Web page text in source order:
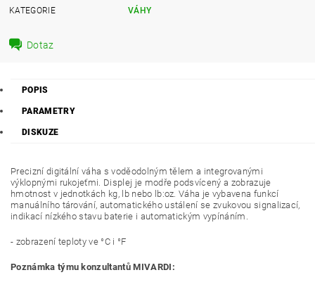
KATEGORIE
VÁHY
Dotaz
POPIS
PARAMETRY
DISKUZE
Precizní digitální váha s voděodolným tělem a integrovanými
výklopnými rukojeťmi. Displej je modře podsvícený a zobrazuje
hmotnost v jednotkách kg, lb nebo lb:oz. Váha je vybavena funkcí
manuálního tárování, automatického ustálení se zvukovou signalizací,
indikací nízkého stavu baterie i automatickým vypínáním.
- zobrazení teploty ve °C i °F
Poznámka týmu konzultantů MIVARDI: